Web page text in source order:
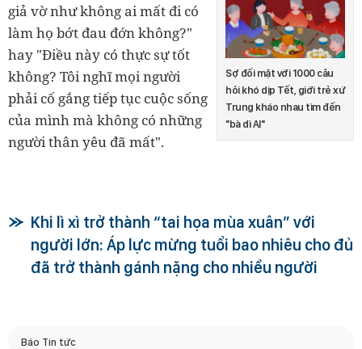
Sợ đối mặt với 1000 câu
hỏi khó dịp Tết, giới trẻ xứ
Trung kháo nhau tìm đến
"bà dì AI"
giả vờ như không ai mất đi có
làm họ bớt đau đớn không?"
hay "Điều này có thực sự tốt
không? Tôi nghĩ mọi người
phải cố gắng tiếp tục cuộc sống
của mình mà không có những
người thân yêu đã mất".
Khi lì xì trở thành “tai họa mùa xuân” với
người lớn: Áp lực mừng tuổi bao nhiêu cho đủ
đã trở thành gánh nặng cho nhiều người
Báo Tin tức